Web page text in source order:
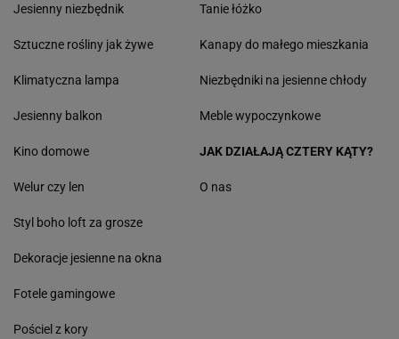
Jesienny niezbędnik
Sztuczne rośliny jak żywe
Klimatyczna lampa
Jesienny balkon
Tanie łóżko
Kanapy do małego mieszkania
Niezbędniki na jesienne chłody
Meble wypoczynkowe
Kino domowe
Welur czy len
Styl boho loft za grosze
Dekoracje jesienne na okna
Fotele gamingowe
Pościel z kory
JAK DZIAŁAJĄ CZTERY KĄTY?
O nas